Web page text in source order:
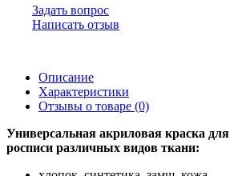
Задать вопрос
Написать отзыв
Описание
Характеристики
Отзывы о товаре (0)
Универсальная акриловая краска для
росписи различных видов ткани: